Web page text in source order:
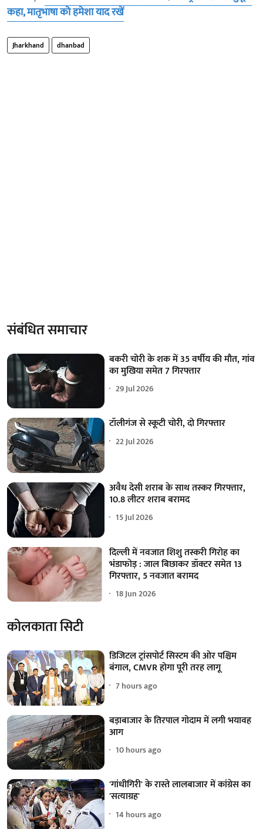
कहा, मातृभाषा को हमेशा याद रखें
Jharkhand dhanbad
संबंधित समाचार
बकरी चोरी के शक में 35 वर्षीय की मौत, गांव
का मुखिया समेत 7 गिरफ्तार
29 Jul 2026
टॉलीगंज से स्कूटी चोरी, दो गिरफ्तार
22 Jul 2026
अवैध देसी शराब के साथ तस्कर गिरफ्तार,
10.8 लीटर शराब बरामद
15 Jul 2026
दिल्ली में नवजात शिशु तस्करी गिरोह का
भंडाफोड़ : जाल बिछाकर डॉक्टर समेत 13
गिरफ्तार, 5 नवजात बरामद
18 Jun 2026
कोलकाता सिटी
डिजिटल ट्रांसपोर्ट सिस्टम की ओर पश्चिम
बंगाल, CMVR होगा पूरी तरह लागू
7 hours ago
बड़ाबाजार के तिरपाल गोदाम में लगी भयावह
आग
10 hours ago
'गांधीगिरी' के रास्ते लालबाजार में कांग्रेस का
'सत्याग्रह'
14 hours ago